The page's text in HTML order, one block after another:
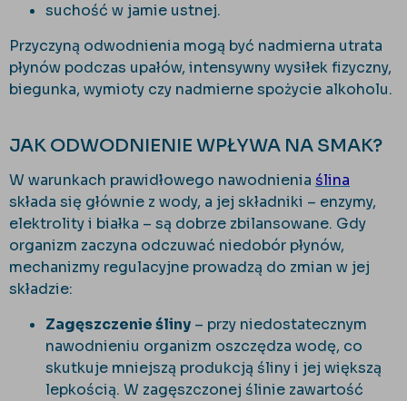
suchość w jamie ustnej.
Przyczyną odwodnienia mogą być nadmierna utrata
płynów podczas upałów, intensywny wysiłek fizyczny,
biegunka, wymioty czy nadmierne spożycie alkoholu.
JAK ODWODNIENIE WPŁYWA NA SMAK?
W warunkach prawidłowego nawodnienia ślina
składa się głównie z wody, a jej składniki – enzymy,
elektrolity i białka – są dobrze zbilansowane. Gdy
organizm zaczyna odczuwać niedobór płynów,
mechanizmy regulacyjne prowadzą do zmian w jej
składzie:
Zagęszczenie śliny – przy niedostatecznym
nawodnieniu organizm oszczędza wodę, co
skutkuje mniejszą produkcją śliny i jej większą
lepkością. W zagęszczonej ślinie zawartość